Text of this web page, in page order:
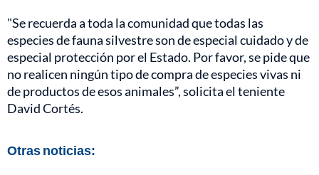
"Se recuerda a toda la comunidad que todas las
especies de fauna silvestre son de especial cuidado y de
especial protección por el Estado. Por favor, se pide que
no realicen ningún tipo de compra de especies vivas ni
de productos de esos animales”, solicita el teniente
David Cortés.
Otras noticias: